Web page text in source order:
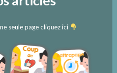
seule page cliquez ici